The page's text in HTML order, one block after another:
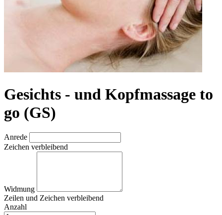
Gesichts - und Kopfmassage to
go (GS)
Anrede
Zeichen verbleibend
Widmung
Zeilen und Zeichen verbleibend
Anzahl